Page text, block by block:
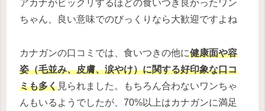
アカナがビックリするほどの食いつき良かったワン
ちゃん、良い意味でのびっくりなら大歓迎ですよね
カナガンの口コミでは、食いつきの他に健康面や容
姿（毛並み、皮膚、涙やけ）に関する好印象な口コ
ミも多く見られました。もちろん合わないワンちゃ
んもいるようでしたが、70%以上はカナガンに満足